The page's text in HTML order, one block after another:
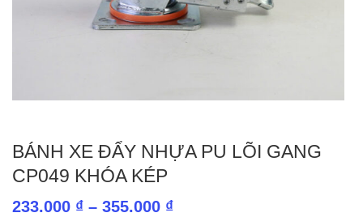
BÁNH XE ĐẨY NHỰA PU LÕI GANG
CP049 KHÓA KÉP
233.000 ₫ – 355.000 ₫Khoảng